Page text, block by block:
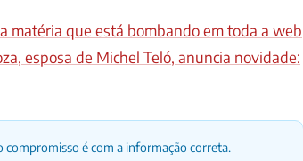
matéria que está bombando em toda a web
esposa de Michel Teló, anuncia novidade:
é com a informação correta.